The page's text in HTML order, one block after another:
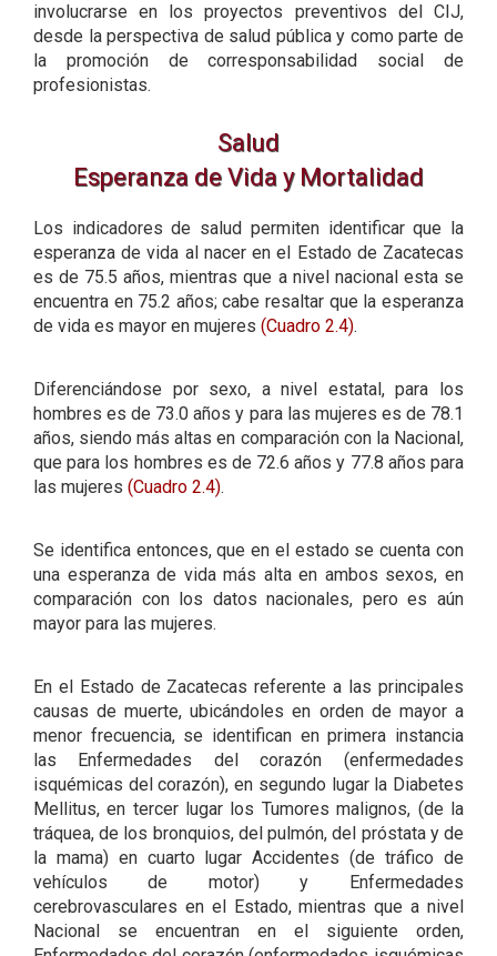
involucrarse en los proyectos preventivos del CIJ,
desde la perspectiva de salud pública y como parte de
la promoción de corresponsabilidad social de
profesionistas.
Salud
Esperanza de Vida y Mortalidad
Los indicadores de salud permiten identificar que la
esperanza de vida al nacer en el Estado de Zacatecas
es de 75.5 años, mientras que a nivel nacional esta se
encuentra en 75.2 años; cabe resaltar que la esperanza
de vida es mayor en mujeres (Cuadro 2.4).
Diferenciándose por sexo, a nivel estatal, para los
hombres es de 73.0 años y para las mujeres es de 78.1
años, siendo más altas en comparación con la Nacional,
que para los hombres es de 72.6 años y 77.8 años para
las mujeres (Cuadro 2.4).
Se identifica entonces, que en el estado se cuenta con
una esperanza de vida más alta en ambos sexos, en
comparación con los datos nacionales, pero es aún
mayor para las mujeres.
En el Estado de Zacatecas referente a las principales
causas de muerte, ubicándoles en orden de mayor a
menor frecuencia, se identifican en primera instancia
las Enfermedades del corazón (enfermedades
isquémicas del corazón), en segundo lugar la Diabetes
Mellitus, en tercer lugar los Tumores malignos, (de la
tráquea, de los bronquios, del pulmón, del próstata y de
la mama) en cuarto lugar Accidentes (de tráfico de
vehículos de motor) y Enfermedades
cerebrovasculares en el Estado, mientras que a nivel
Nacional se encuentran en el siguiente orden,